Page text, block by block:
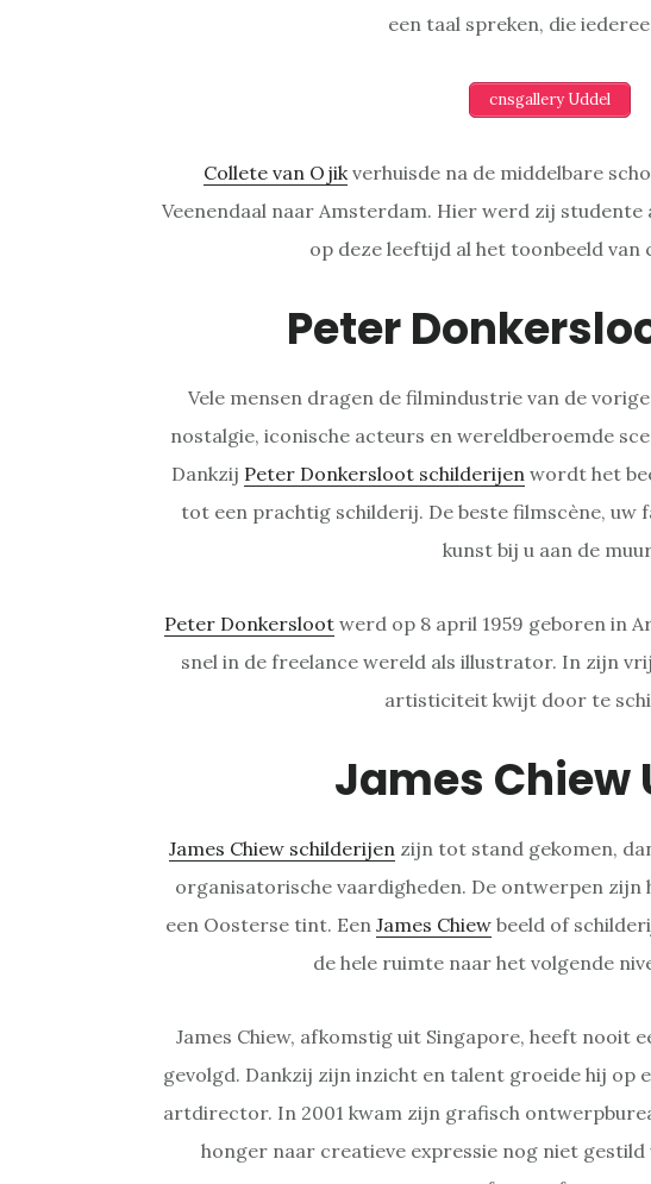
een taal spreken, die
cnsgallery Uddel
Collete van Ojikverhuisde na de middelbare
Veenendaal naar Amsterdam. Hier werd zij studente
op deze leeftijd al het toonbeeld van
Peter
Vele mensen dragen de filmindustrie van de
nostalgie, iconische acteurs en wereldberoemde
Dankzij Peter Donkersloot schilderijen wordt het
tot een prachtig schilderij. De beste filmscène, uw
kunst bij u aan de
Peter Donkersloot werd op 8 april 1959 geboren in
snel in de freelance wereld als illustrator. In zijn
artisticiteit kwijt door te
James Chiew
James Chiew schilderijen zijn tot stand gekomen,
organisatorische vaardigheden. De ontwerpen zijn
een Oosterse tint. Een James Chiewbeeld of
de hele ruimte naar het volgende
James Chiew, afkomstig uit Singapore, heeft nooit
gevolgd. Dankzij zijn inzicht en talent groeide hij
artdirector. In 2001 kwam zijn grafisch
honger naar creatieve expressie nog niet